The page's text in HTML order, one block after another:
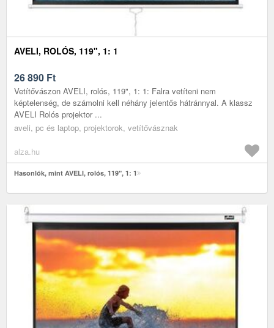
AVELI, ROLÓS, 119", 1: 1
26 890 Ft
Vetítővászon AVELI, rolós, 119", 1: 1: Falra vetíteni nem
képtelenség, de számolni kell néhány jelentős hátránnyal. A klassz
AVELI Rolós projektor ...
aveli, pc és laptop, projektorok, vetítővásznak
alza.hu
Hasonlók, mint AVELI, rolós, 119", 1: 1